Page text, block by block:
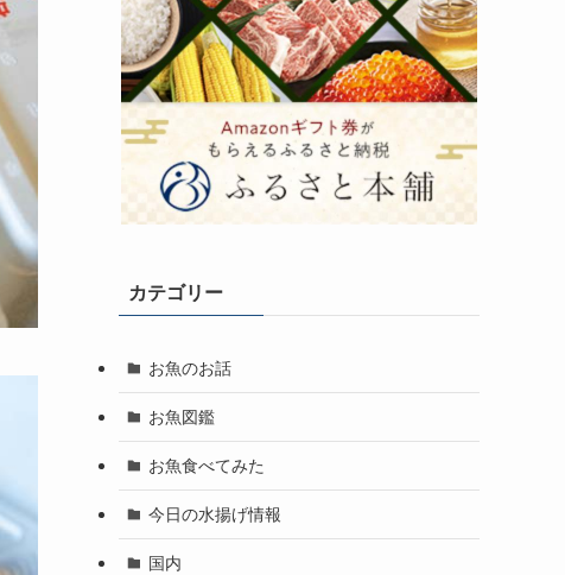
カテゴリー
お魚のお話
お魚図鑑
お魚食べてみた
今日の水揚げ情報
国内